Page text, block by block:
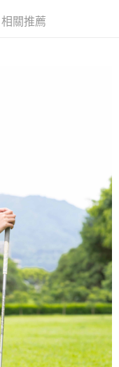
相關推薦